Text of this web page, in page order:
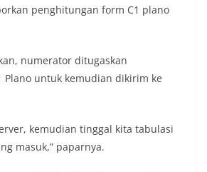
penghitungan form C1 plano
numerator ditugaskan
Plano untuk kemudian dikirim ke
kemudian tinggal kita tabulasi
masuk,” paparnya.